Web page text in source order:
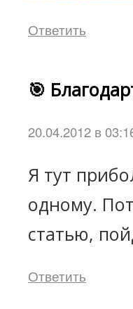
Ответить
🎯
20.04.2012 в
Я тут
одному.
статью,
Ответить